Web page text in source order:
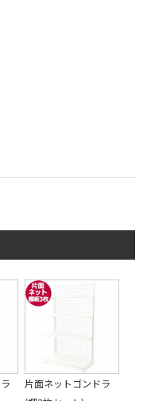
片面ネットゴンドラ